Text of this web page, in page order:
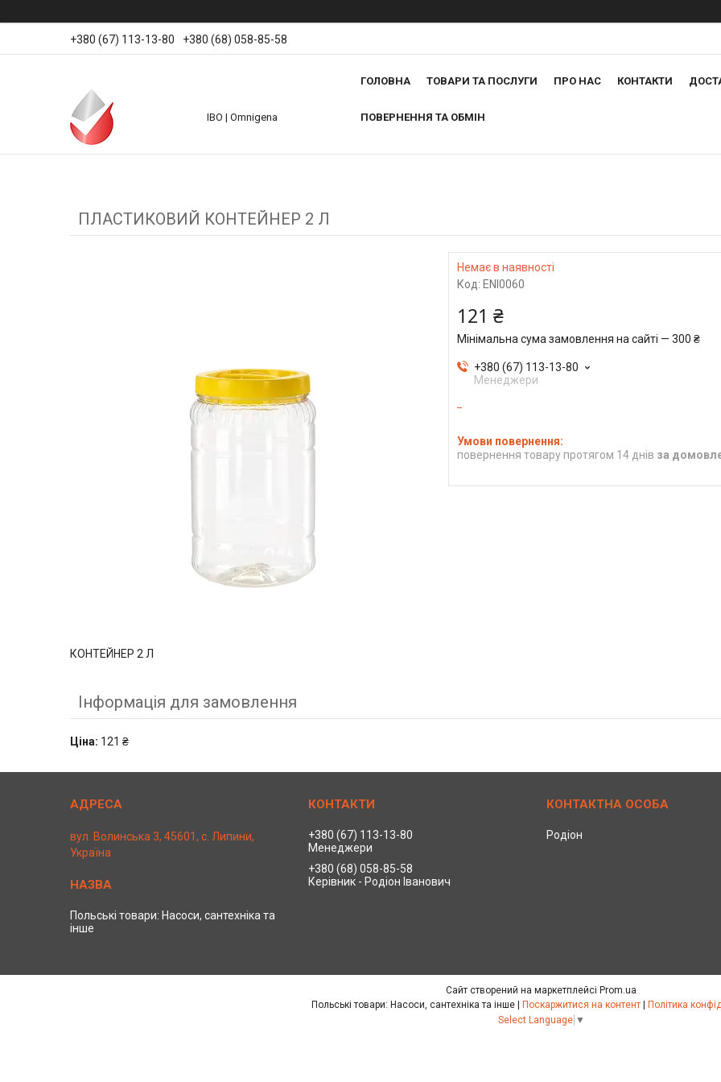
+380 (67) 113-13-80 +380 (68) 058-85-58
IBO | Omnigena
ГОЛОВНА ТОВАРИ ТА ПОСЛУГИ ПРО НАС КОНТАКТИ
ПОВЕРНЕННЯ ТА ОБМІН
ПЛАСТИКОВИЙ КОНТЕЙНЕР 2 Л
Немає в наявності
Код: ENI0060
121 ₴
Мінімальна сума замовлення на сайті — 300 ₴
+380 (67) 113-13-80
Менеджери
повернення товару протягом 14 днів за
КОНТЕЙНЕР 2 Л
Інформація для замовлення
Ціна: 121 ₴
вул. Волинська 3, 45601, с. Липини,
Україна
Польські товари: Насоси, сантехніка та
інше
+380 (67) 113-13-80
Менеджери
+380 (68) 058-85-58
Керівник - Родіон Іванович
Родіон
Сайт створений на маркетплейсі Prom.ua
Поскаржитися на контент
Політика
Select Language ▼